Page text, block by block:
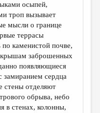
осыпей,
троп вызывает
мысли о границе
террасы
каменистой почве,
крышам заброшенных
появляющиеся
замиранием сердца
стены отделяют
обрыва, небо
в стенах, колонны,